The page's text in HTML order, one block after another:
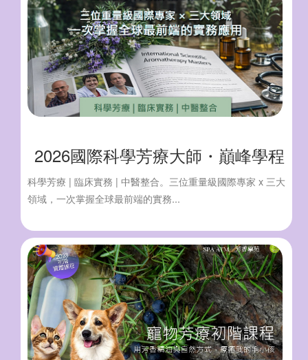
2026國際科學芳療大師・巔峰學程
科學芳療 | 臨床實務 | 中醫整合。三位重量級國際專家 x 三大
領域，一次掌握全球最前端的實務...